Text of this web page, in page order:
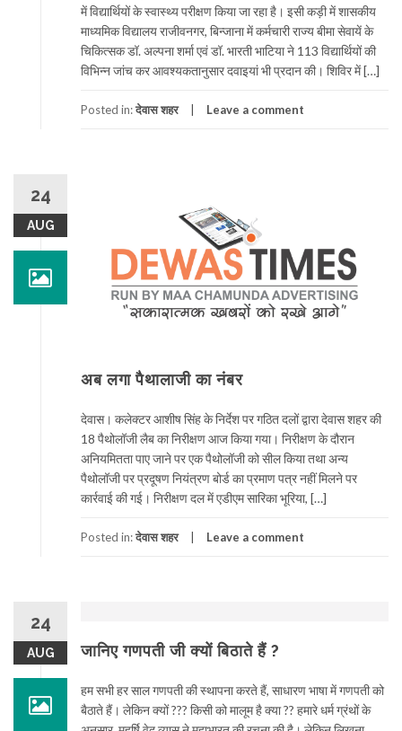
में विद्यार्थियों के स्वास्थ्य परीक्षण किया जा रहा है। इसी कड़ी में शासकीय
माध्यमिक विद्यालय राजीवनगर, बिन्जाना में कर्मचारी राज्य बीमा सेवायें के
चिकित्सक डॉ. अल्पना शर्मा एवं डॉ. भारती भाटिया ने 113 विद्यार्थियों की
विभिन्न जांच कर आवश्यकतानुसार दवाइयां भी प्रदान की। शिविर में […]
Posted in:देवास शहर Leave a comment
24
AUG
अब लगा पैथालाजी का नंबर
देवास। कलेक्टर आशीष सिंह के निर्देश पर गठित दलों द्वारा देवास शहर की
18 पैथोलॉजी लैब का निरीक्षण आज किया गया। निरीक्षण के दौरान
अनियमितता पाए जाने पर एक पैथोलॉजी को सील किया तथा अन्य
पैथोलॉजी पर प्रदूषण नियंत्रण बोर्ड का प्रमाण पत्र नहीं मिलने पर
कार्रवाई की गई। निरीक्षण दल में एडीएम सारिका भूरिया, […]
Posted in:देवास शहर Leave a comment
24
AUG जानिए गणपती जी क्यों बिठाते हैं ?
हम सभी हर साल गणपती की स्थापना करते हैं, साधारण भाषा में गणपती को
बैठाते हैं। लेकिन क्यों ??? किसी को मालूम है क्या ?? हमारे धर्म ग्रंथों के